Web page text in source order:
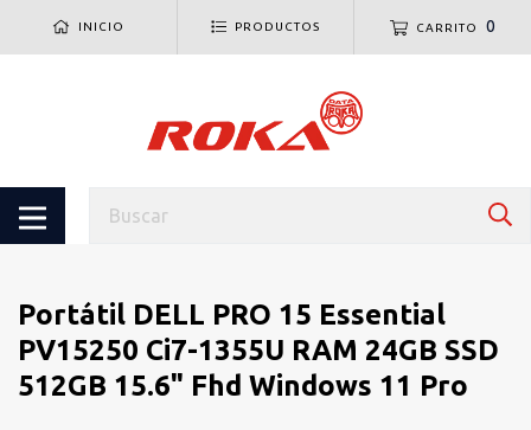
INICIO PRODUCTOS CARRITO 0
Portátil DELL PRO 15 Essential
PV15250 Ci7-1355U RAM 24GB SSD
512GB 15.6" Fhd Windows 11 Pro